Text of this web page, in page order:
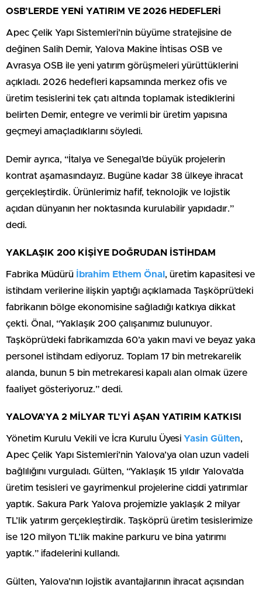
OSB’LERDE YENİ YATIRIM VE 2026 HEDEFLERİ
Apec Çelik Yapı Sistemleri’nin büyüme stratejisine de
değinen Salih Demir, Yalova Makine İhtisas OSB ve
Avrasya OSB ile yeni yatırım görüşmeleri yürüttüklerini
açıkladı. 2026 hedefleri kapsamında merkez ofis ve
üretim tesislerini tek çatı altında toplamak istediklerini
belirten Demir, entegre ve verimli bir üretim yapısına
geçmeyi amaçladıklarını söyledi.
Demir ayrıca, “İtalya ve Senegal’de büyük projelerin
kontrat aşamasındayız. Bugüne kadar 38 ülkeye ihracat
gerçekleştirdik. Ürünlerimiz hafif, teknolojik ve lojistik
açıdan dünyanın her noktasında kurulabilir yapıdadır.”
dedi.
YAKLAŞIK 200 KİŞİYE DOĞRUDAN İSTİHDAM
Fabrika Müdürü İbrahim Ethem Önal , üretim kapasitesi ve
istihdam verilerine ilişkin yaptığı açıklamada Taşköprü’deki
fabrikanın bölge ekonomisine sağladığı katkıya dikkat
çekti. Önal, “Yaklaşık 200 çalışanımız bulunuyor.
Taşköprü’deki fabrikamızda 60’a yakın mavi ve beyaz yaka
personel istihdam ediyoruz. Toplam 17 bin metrekarelik
alanda, bunun 5 bin metrekaresi kapalı alan olmak üzere
faaliyet gösteriyoruz.” dedi.
YALOVA’YA 2 MİLYAR TL’Yİ AŞAN YATIRIM KATKISI
Yönetim Kurulu Vekili ve İcra Kurulu Üyesi Yasin Gülten,
Apec Çelik Yapı Sistemleri’nin Yalova’ya olan uzun vadeli
bağlılığını vurguladı. Gülten, “Yaklaşık 15 yıldır Yalova’da
üretim tesisleri ve gayrimenkul projelerine ciddi yatırımlar
yaptık. Sakura Park Yalova projemizle yaklaşık 2 milyar
TL’lik yatırım gerçekleştirdik. Taşköprü üretim tesislerimize
ise 120 milyon TL’lik makine parkuru ve bina yatırımı
yaptık.” ifadelerini kullandı.
Gülten, Yalova’nın lojistik avantajlarının ihracat açısından